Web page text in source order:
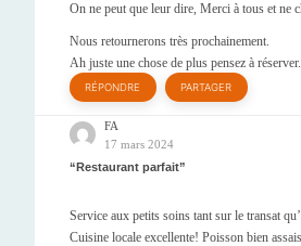
On ne peut que leur dire, Merci à tous et ne
Nous retournerons très prochainement.
Ah juste une chose de plus pensez à réserver.
RÉPONDRE PARTAGER
FA
17 mars 2024
Restaurant parfait
Service aux petits soins tant sur le transat
Cuisine locale excellente! Poisson bien